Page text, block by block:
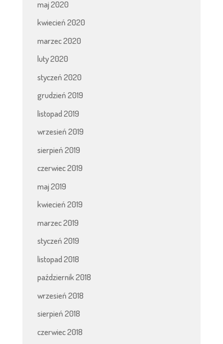
maj 2020
kwiecień 2020
marzec 2020
luty 2020
styczeń 2020
grudzień 2019
listopad 2019
wrzesień 2019
sierpień 2019
czerwiec 2019
maj 2019
kwiecień 2019
marzec 2019
styczeń 2019
listopad 2018
październik 2018
wrzesień 2018
sierpień 2018
czerwiec 2018